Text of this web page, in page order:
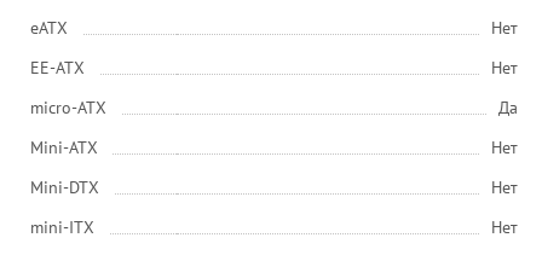
eATX
Нет
EE-ATX
Нет
micro-ATX
Да
Mini-ATX
Нет
Mini-DTX
Нет
mini-ITX
Нет